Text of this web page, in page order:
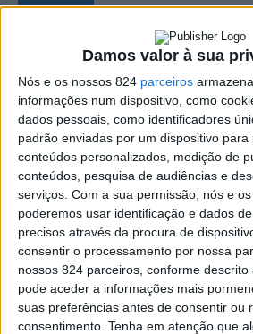
Damos valor à sua
Nós e os nossos 824 parceiros
informações num dispositivo, como
dados pessoais, como identificadores
padrão enviadas por um dispositivo para
conteúdos personalizados, medição de
conteúdos, pesquisa de audiências e
serviços. Com a sua permissão, nós e
poderemos usar identificação e dados
precisos através da procura de
consentir o processamento por nossa
nossos 824 parceiros, conforme descrito
pode aceder a informações mais
suas preferências antes de consentir ou
consentimento. Tenha em atenção que
Leia mais